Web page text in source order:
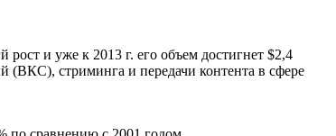
и уже к 2013 г. его объем достигнет $2,4
(ВКС), стриминга и передачи контента в сфере